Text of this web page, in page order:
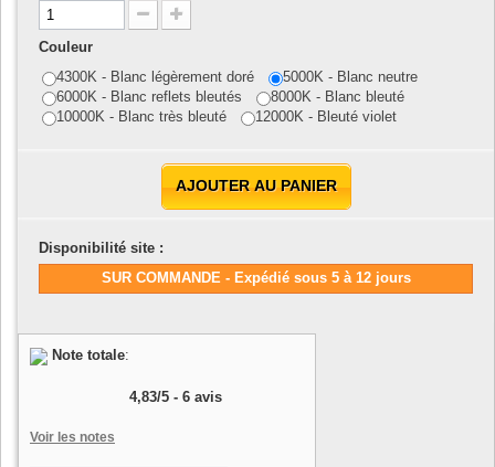
Couleur
4300K - Blanc légèrement doré
5000K - Blanc neutre
6000K - Blanc reflets bleutés
8000K - Blanc bleuté
10000K - Blanc très bleuté
12000K - Bleuté violet
AJOUTER AU PANIER
Disponibilité site :
SUR COMMANDE - Expédié sous 5 à 12 jours
Note totale:
4,83/5 - 6 avis
Voir les notes